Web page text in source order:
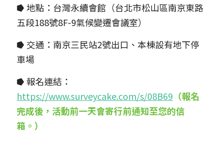
⭓ 地點：台灣永續會館（台北市松山區南京東路
五段188號8F-9氣候變遷會議室）
⭓ 交通：南京三民站2號出口、本棟設有地下停
車場
⭓ 報名連結：
https://www.surveycake.com/s/08B69 （報名
完成後，活動前一天會寄行前通知至您的信
箱。）